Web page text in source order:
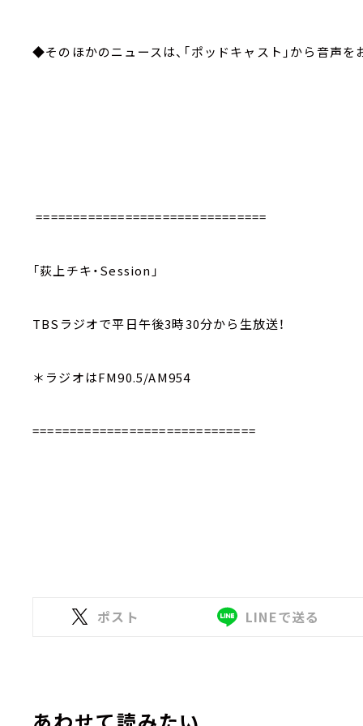
◆そのほかのニュースは、「ポッドキャスト」から音声を
===============================
「荻上チキ・Session」
TBSラジオで平日午後3時30分から生放送！
＊ラジオはFM90.5/AM954
==============================
ポスト LINEで送る